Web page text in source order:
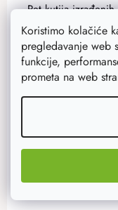
Koristimo kolačiće
pregledavanje web
funkcije,
prometa na web
76 €
95 €
Pet kutija
koristiti kod kuće,
odlaganje alata ili